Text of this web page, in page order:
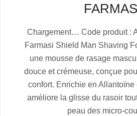
07-
06
Chargement… Code produit :
Farmasi Shield Man Shaving
une mousse de rasage
douce et crémeuse, conçue
confort. Enrichie en Allantoïne
améliore la glisse du rasoir
peau des micro-